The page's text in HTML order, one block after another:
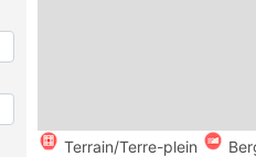
Terrain/Terre-plein